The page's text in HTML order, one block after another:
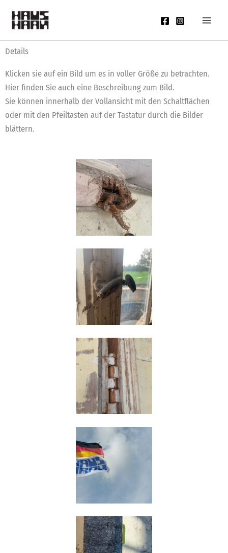
Inhalt
Details
Klicken sie auf ein Bild um es in voller Größe zu betrachten.
Hier finden Sie auch eine Beschreibung zum Bild.
Sie können innerhalb der Vollansicht mit den Schaltflächen
oder mit den Pfeiltasten auf der Tastatur durch die Bilder
blättern.